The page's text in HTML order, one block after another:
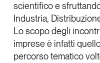
scientifico e
Industria,
Lo scopo degli
imprese è infatti
percorso tematico